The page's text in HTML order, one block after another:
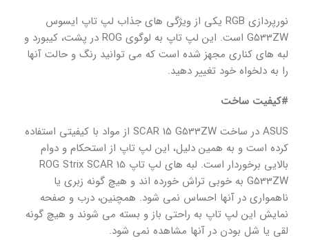
نورپردازی RGB یکی از ویژگی های جذاب لپ تاپ ایسوس
G533ZW است. این لپ تاپ به لوگوی ROG در پشت، کیبورد و
لبه های کناری مجهز شده است که می توانید رنگ و حالت آنها
را به دلخواه خود تغییر دهید.
#کیفیت ساخت
ASUS در ساخت SCAR 15 G533ZW از مواد با کیفیتی استفاده
کرده است و به همین دلیل، این لپ تاپ از استحکام و دوام
بالایی برخوردار است. لبه های لپ تاپ ROG Strix SCAR 15
G533ZW به خوبی تراش خورده اند و هیچ گونه زبری یا
ناهمواری در آنها احساس نمی شود. همچنین، درب و صفحه
نمایش این لپ تاپ به راحتی باز و بسته می شوند و هیچ گونه
لقی یا شل بودن در آنها مشاهده نمی شود.